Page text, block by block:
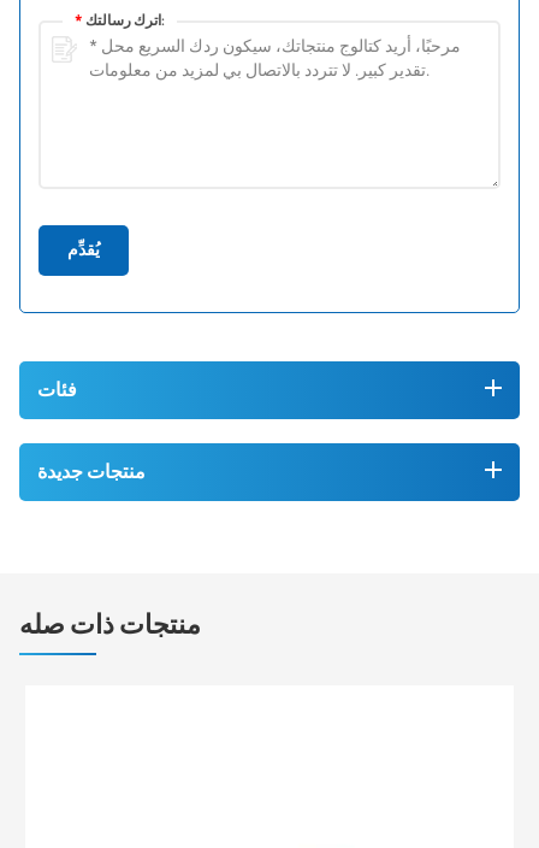
* اترك رسالتك:
يُقدِّم
فئات
منتجات جديدة
منتجات ذات صله